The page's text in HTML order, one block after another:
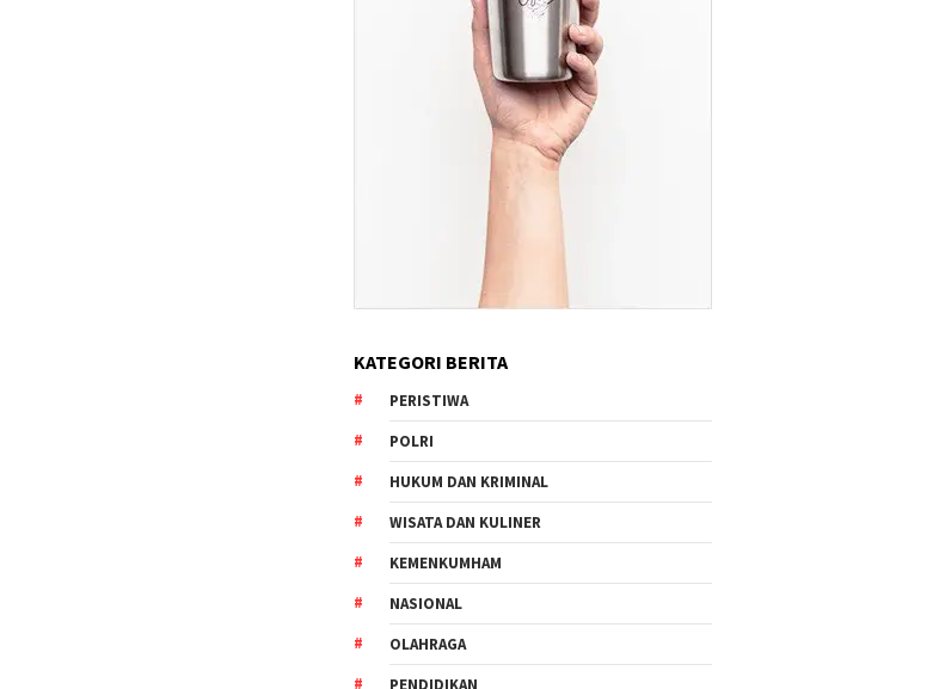
KATEGORI BERITA
PERISTIWA
POLRI
HUKUM DAN KRIMINAL
WISATA DAN KULINER
KEMENKUMHAM
NASIONAL
OLAHRAGA
PENDIDIKAN